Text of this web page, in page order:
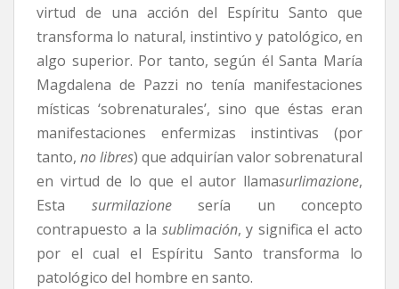
virtud de una acción del Espíritu Santo que
transforma lo natural, instintivo y patológico, en
algo superior. Por tanto, según él Santa María
Magdalena de Pazzi no tenía manifestaciones
místicas ‘sobrenaturales’, sino que éstas eran
manifestaciones enfermizas instintivas (por
tanto, no libres) que adquirían valor sobrenatural
en virtud de lo que el autor llamasurlimazione,
Esta surmilazionesería un concepto
contrapuesto a la sublimación, y significa el acto
por el cual el Espíritu Santo transforma lo
patológico del hombre en santo.